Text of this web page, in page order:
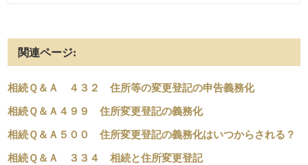
関連ページ:
相続Ｑ＆Ａ ４３２ 住所等の変更登記の申告義務化
相続Ｑ＆Ａ４９９ 住所変更登記の義務化
相続Ｑ＆Ａ５００ 住所変更登記の義務化はいつからされる？
相続Ｑ＆Ａ ３３４ 相続と住所変更登記